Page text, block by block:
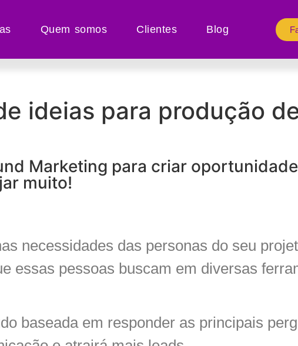
Quem somos Clientes Blog
ideias para produção
Marketing para criar
muito!
necessidades das personas do seu
essas pessoas buscam em diversas
baseada em responder as principais